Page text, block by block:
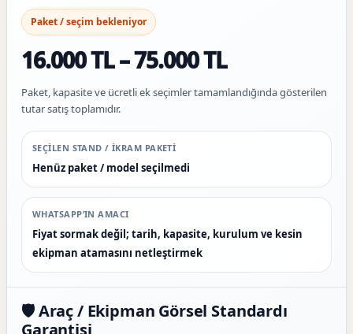
Paket / seçim bekleniyor
16.000 TL – 75.000 TL
Paket, kapasite ve ücretli ek seçimler tamamlandığında gösterilen
tutar satış toplamıdır.
SEÇILEN STAND / IKRAM PAKETI
Henüz paket / model seçilmedi
WHATSAPP’IN AMACI
Fiyat sormak değil; tarih, kapasite, kurulum ve kesin
ekipman atamasını netleştirmek
🛡️ Araç / Ekipman Görsel Standardı